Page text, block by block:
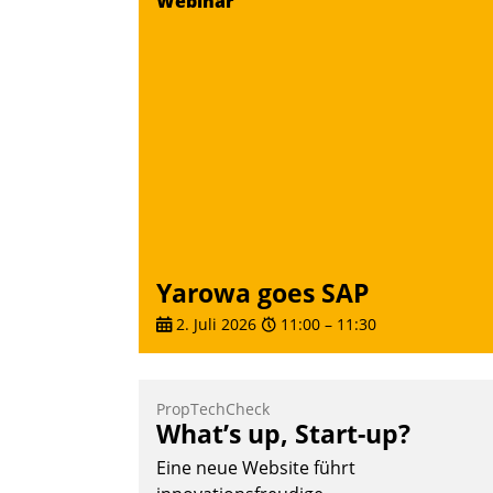
Yarowa goes SAP
2. Juli 2026 11:00 – 11:30
PropTechCheck
What’s up, Start-up?
Eine neue Website führt